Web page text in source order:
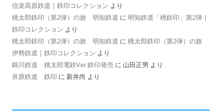
信楽高原鉄道 | 鉄印コレクション より
桃太郎鉄印（第2弾）の旅 明知鉄道 に 明知鉄道「桃鉄印」第2弾 |
鉄印コレクション より
桃太郎鉄印（第2弾）の旅 明知鉄道 に 桃太郎鉄印（第2弾）の旅
伊勢鉄道 | 鉄印コレクション より
錦川鉄道 桃太郎電鉄Ver.鉄印発売 に 山田正男 より
井原鉄道 鉄印 に 新井尚 より